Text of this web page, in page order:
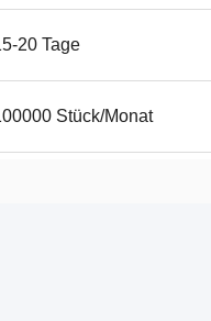
20 Tage
Stück/Monat